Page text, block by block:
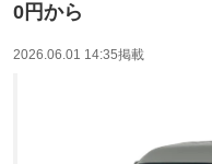
0円から
2026.06.01 14:35掲載